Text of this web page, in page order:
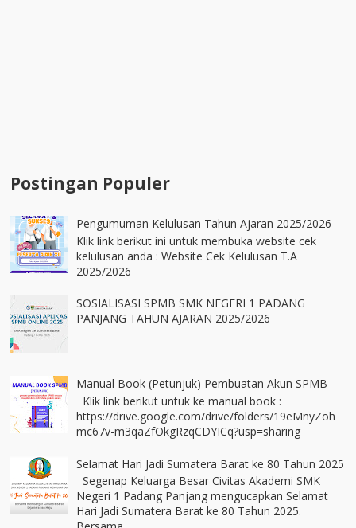
Postingan Populer
Pengumuman Kelulusan Tahun Ajaran 2025/2026
Klik link berikut ini untuk membuka website cek
kelulusan anda : Website Cek Kelulusan T.A
2025/2026
SOSIALISASI SPMB SMK NEGERI 1 PADANG
PANJANG TAHUN AJARAN 2025/2026
Manual Book (Petunjuk) Pembuatan Akun SPMB
Klik link berikut untuk ke manual book :
https://drive.google.com/drive/folders/19eMnyZoh
mc67v-m3qaZfOkgRzqCDYICq?usp=sharing
Selamat Hari Jadi Sumatera Barat ke 80 Tahun 2025
Segenap Keluarga Besar Civitas Akademi SMK
Negeri 1 Padang Panjang mengucapkan Selamat
Hari Jadi Sumatera Barat ke 80 Tahun 2025.